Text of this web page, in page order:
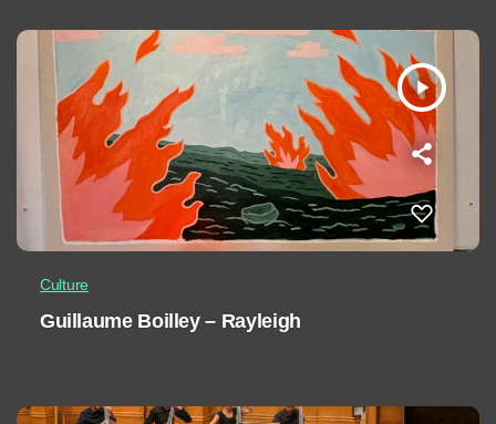
play_arrow
Culture
Guillaume Boilley – Rayleigh